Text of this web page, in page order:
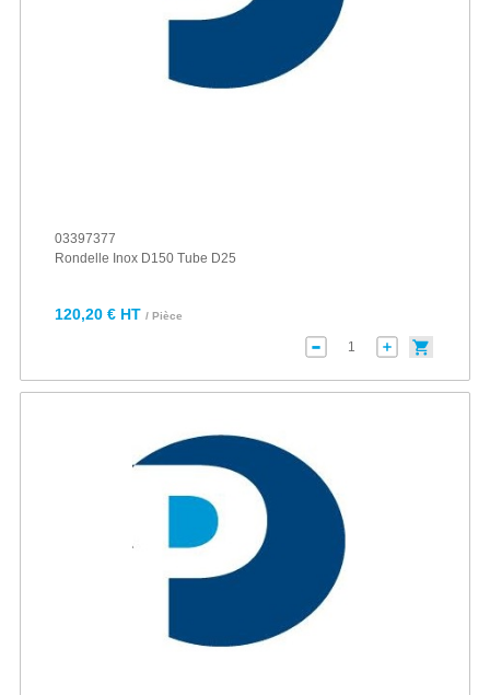
03397377
Rondelle Inox D150 Tube D25
120,20 € HT / Pièce